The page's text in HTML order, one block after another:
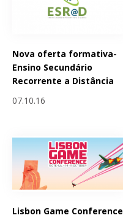
Nova oferta formativa-
Ensino Secundário
Recorrente a Distância
07.10.16
Lisbon Game Conference